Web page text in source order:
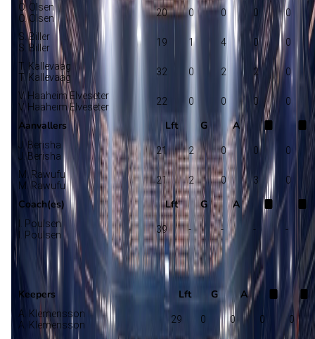
O. Olsen
O. Olsen
20 0 0 0 0
S. Biller
S. Biller
19 1 4 0 0
T. Kallevaag
T. Kallevaag
32 0 2 2 0
V. Haaheim Elveseter
V. Haaheim Elveseter
22 0 0 0 0
Aanvallers Lft G A
J. Berisha
J. Berisha
21 2 0 0 0
M. Rawufu
M. Rawufu
21 2 0 3 0
Coach(es) Lft G A
I. Poulsen
I. Poulsen
39 - - - -
Raufoss
Keepers Lft G A
A. Klemensson
A. Klemensson
29 0 0 0 0